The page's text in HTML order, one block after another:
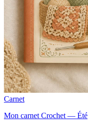
Carnet
Mon carnet Crochet — Été